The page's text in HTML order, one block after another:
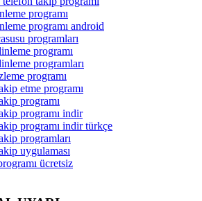
programı
programı android
programları
programı
programları
programı
etme programı
programı
programı indir
programı indir türkçe
programları
uygulaması
ücretsiz